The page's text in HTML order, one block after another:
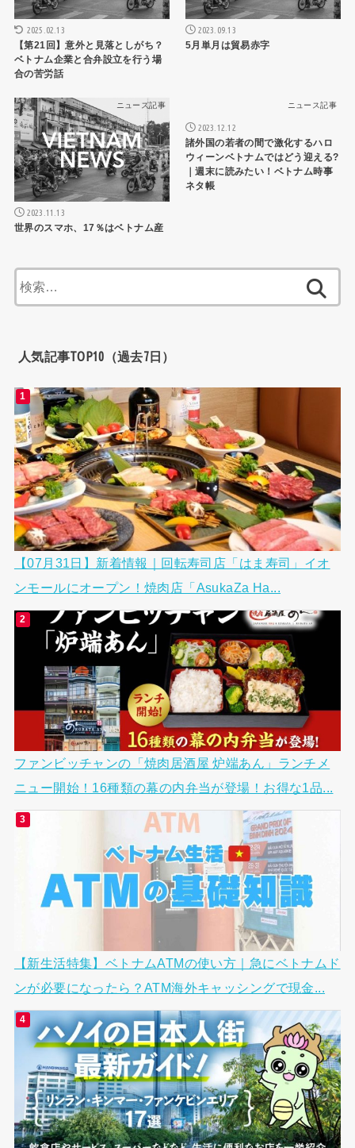
2025.02.13
【第21回】意外と見落としがち？
ベトナム企業と合弁設立を行う場
合の苦労話
2023.09.13
5月単月は貿易赤字
ニュース記事
2023.11.13
世界のスマホ、17％はベトナム産
ニュース記事
2023.12.12
諸外国の若者の間で激化するハロ
ウィーンベトナムではどう迎える?
｜週末に読みたい！ベトナム時事
ネタ帳
索:
人気記事TOP10（過去7日）
【07月31日】新着情報｜回転寿司店「はま寿司」イオ
ンモールにオープン！焼肉店「AsukaZa Ha...
ファンビッチャンの「焼肉居酒屋 炉端あん」ランチメ
ニュー開始！16種類の幕の内弁当が登場！お得な1品...
【新生活特集】ベトナムATMの使い方｜急にベトナムド
ンが必要になったら？ATM海外キャッシングで現金...